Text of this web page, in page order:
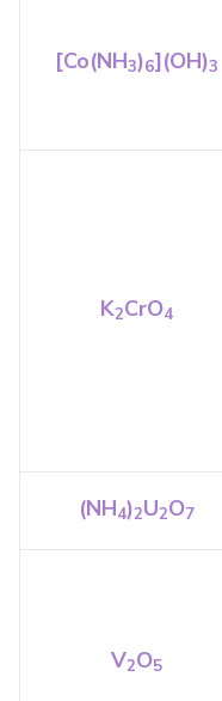
[Co(NH3)6](OH)3
K2CrO4
(NH4)2U2O7
V2O5